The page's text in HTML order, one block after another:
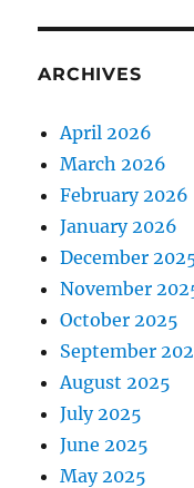
ARCHIVES
April 2026
March 2026
February 2026
January 2026
December
November
October 2025
September
August 2025
July 2025
June 2025
May 2025